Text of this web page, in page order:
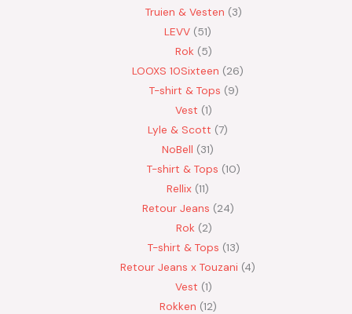
Truien & Vesten
3
LEVV 51
Rok 5
LOOXS 10Sixteen
26
T-shirt & Tops 9
Vest 1
Lyle & Scott 7
NoBell
31
T-shirt & Tops 10
Rellix 11
Retour Jeans 24
Rok 2
T-shirt & Tops 13
Retour Jeans x Touzani 4
Vest 1
Rokken 12